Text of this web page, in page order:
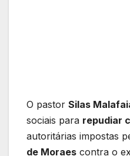
O pastor Silas
sociais para repudiar
autoritárias impostas
de Moraes contra o